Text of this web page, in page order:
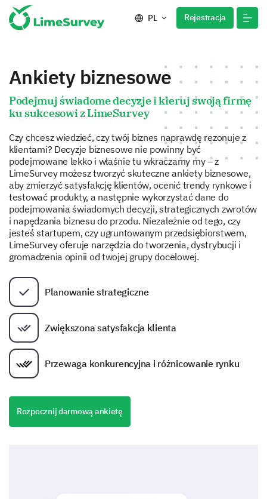
PL Rejestracja
Ankiety biznesowe
Podejmuj świadome decyzje i kieruj swoją firmę
ku sukcesowi z LimeSurvey
Czy chcesz wiedzieć, czy twój biznes naprawdę rezonuje z
klientami? Decyzje biznesowe nie powinny być
podejmowane lekko i właśnie tu wkraczamy my – z
LimeSurvey możesz tworzyć skuteczne ankiety biznesowe,
aby zmierzyć satysfakcję klientów, ocenić trendy rynkowe i
testować produkty, a następnie wykorzystać dane do
podejmowania świadomych decyzji, strategicznych zwrotów
i napędzania biznesu do przodu. Niezależnie od tego, czy
jesteś startupem, czy ugruntowanym przedsiębiorstwem,
LimeSurvey oferuje narzędzia do tworzenia, dystrybucji i
gromadzenia opinii od twojej grupy docelowej.
Planowanie strategiczne
Zwiększona satysfakcja klienta
Przewaga konkurencyjna i różnicowanie rynku
Rozpocznij darmową ankietę